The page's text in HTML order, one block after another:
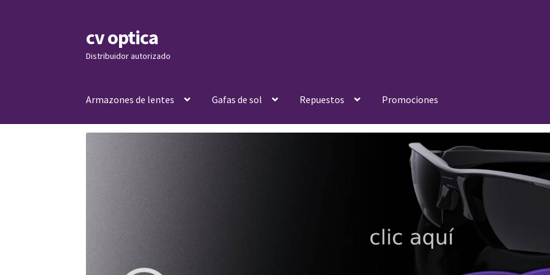
Skip
to
navigation
Skip
to
content
cv optica
Distribuidor autorizado
Armazones de lentes Gafas de sol Repuestos Promociones